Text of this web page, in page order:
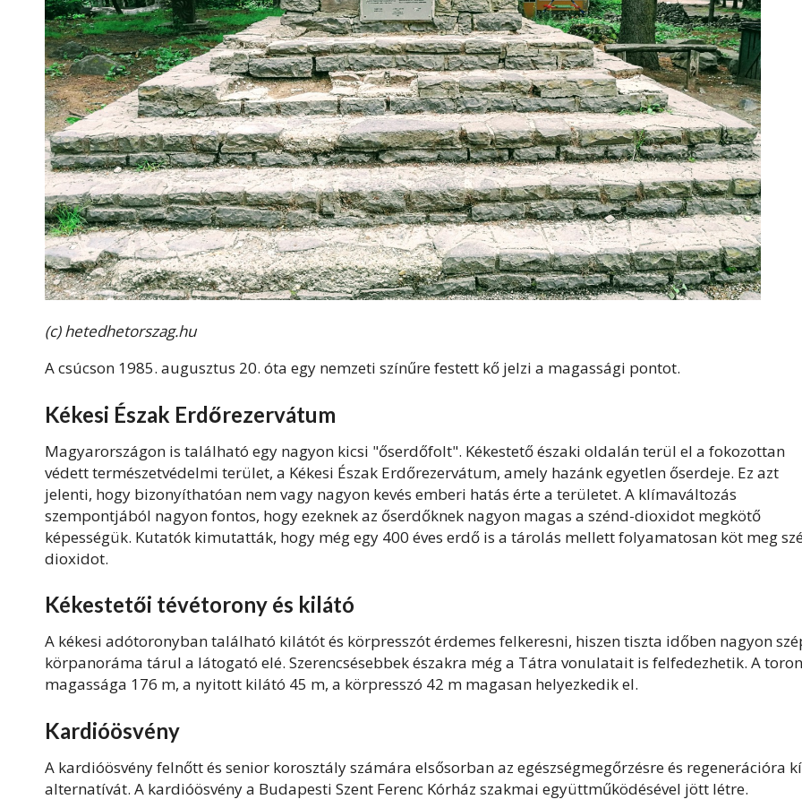
(c) hetedhetorszag.hu
A csúcson 1985. augusztus 20. óta egy nemzeti színűre festett kő jelzi a magassági pontot.
Kékesi Észak Erdőrezervátum
Magyarországon is található egy nagyon kicsi "őserdőfolt". Kékestető északi oldalán terül el a fokozottan
védett természetvédelmi terület, a Kékesi Észak Erdőrezervátum, amely hazánk egyetlen őserdeje. Ez azt
jelenti, hogy bizonyíthatóan nem vagy nagyon kevés emberi hatás érte a területet. A klímaváltozás
szempontjából nagyon fontos, hogy ezeknek az őserdőknek nagyon magas a szénd-dioxidot megkötő
képességük. Kutatók kimutatták, hogy még egy 400 éves erdő is a tárolás mellett folyamatosan köt meg
dioxidot.
Kékestetői tévétorony és kilátó
A kékesi adótoronyban található kilátót és körpresszót érdemes felkeresni, hiszen tiszta időben nagyon
körpanoráma tárul a látogató elé. Szerencsésebbek északra még a Tátra vonulatait is felfedezhetik. A
magassága 176 m, a nyitott kilátó 45 m, a körpresszó 42 m magasan helyezkedik el.
Kardióösvény
A kardióösvény felnőtt és senior korosztály számára elsősorban az egészségmegőrzésre és regenerációra
alternatívát. A kardióösvény a Budapesti Szent Ferenc Kórház szakmai együttműködésével jött létre.